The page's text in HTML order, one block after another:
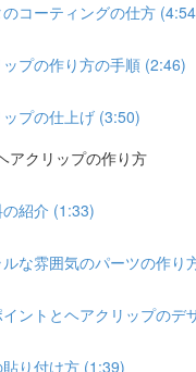
コーティングの仕方
プの作り方の手順 (2:46)
プの仕上げ (3:50)
アクリップの作り方
紹介 (1:33)
な雰囲気のパーツの作り
ントとヘアクリップのデ
り付け方 (1:39)